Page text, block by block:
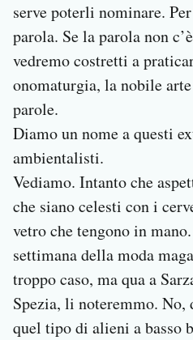
serve poterli nominare.
parola. Se la parola non
vedremo costretti a
onomaturgia, la nobile
parole.
Diamo un nome a questi
ambientalisti.
Vediamo. Intanto che
che siano celesti con i
vetro che tengono in
settimana della moda
troppo caso, ma qua a
Spezia, li noteremmo. No,
quel tipo di alieni a basso